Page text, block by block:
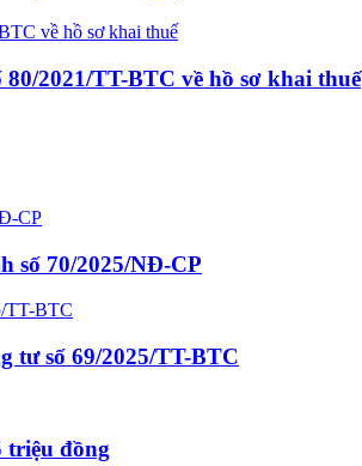
2021/TT-BTC về hồ sơ khai thuế
số 70/2025/NĐ-CP
tư số 69/2025/TT-BTC
triệu đồng